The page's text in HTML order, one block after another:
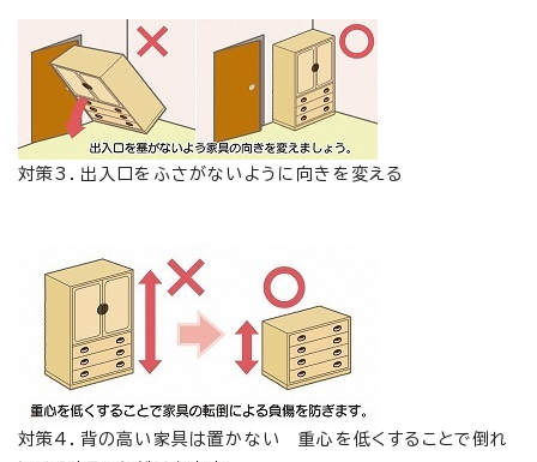
対策3．出入口をふさがないように向きを変える
対策4．背の高い家具は置かない 重心を低くすることで倒れ